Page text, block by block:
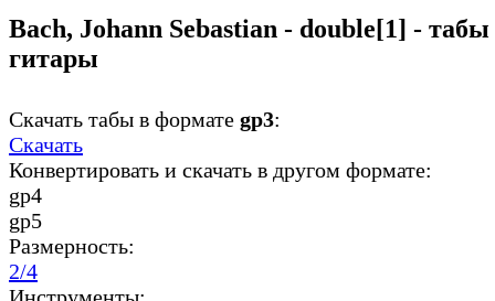
Bach, Johann Sebastian - double[1] - табы
гитары
Скачать табы в формате gp3:
Скачать
Конвертировать и скачать в другом формате:
gp4
gp5
Размерность:
2/4